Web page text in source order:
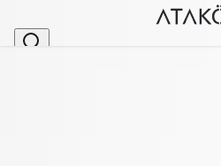
Kadın Hakiki Deri